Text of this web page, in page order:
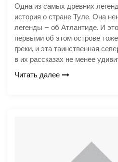
Одна из самых древних
история о стране Туле. Она
легенды – об Атлантиде. И
первыми об этом острове
греки, и эта таинственная
в их рассказах не менее
Читать далее